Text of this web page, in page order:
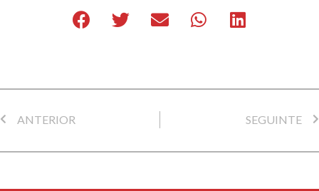
ANTERIOR SEGUINTE